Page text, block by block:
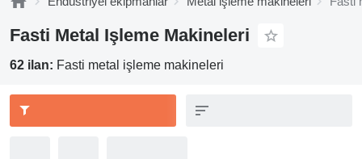
Fasti Metal Işleme Makineleri
62 ilan: Fasti metal işleme makineleri